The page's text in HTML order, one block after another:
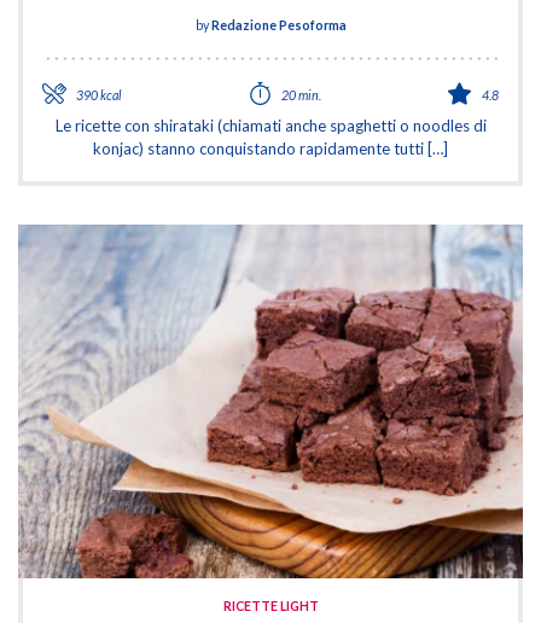
byRedazione Pesoforma
390 kcal 20 min. 4.8
Le ricette con shirataki (chiamati anche spaghetti o noodles di
konjac) stanno conquistando rapidamente tutti […]
RICETTE LIGHT